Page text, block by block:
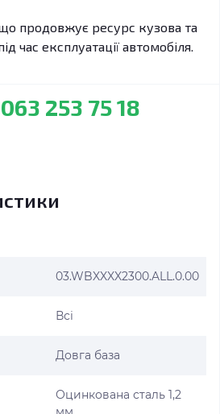
продовжує ресурс кузова та
час експлуатації автомобіля.
253 75 18
03.WBXXXX2300.ALL.0.00
Всі
Довга база
Оцинкована сталь 1,2